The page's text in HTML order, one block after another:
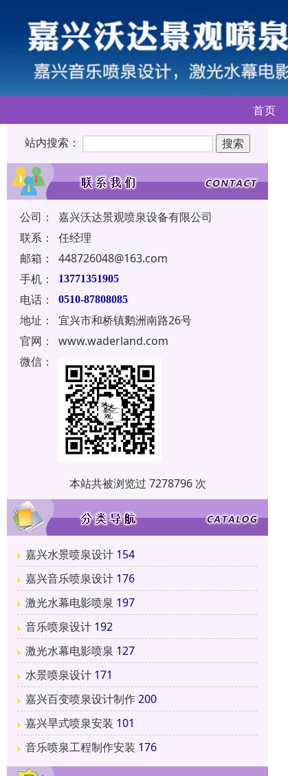
首页
站内搜索：
公司：
嘉兴沃达景观喷泉设备有限公司
联系：
任经理
邮箱：
448726048@163.com
手机：
13771351905
电话： 0510-87808085
地址：
宜兴市和桥镇鹅洲南路26号
官网：
www.waderland.com
微信：
本站共被浏览过 7278796 次
嘉兴水景喷泉设计 154
嘉兴音乐喷泉设计 176
激光水幕电影喷泉 197
音乐喷泉设计 192
激光水幕电影喷泉 127
水景喷泉设计 171
嘉兴百变喷泉设计制作200
嘉兴旱式喷泉安装 101
音乐喷泉工程制作安装 176